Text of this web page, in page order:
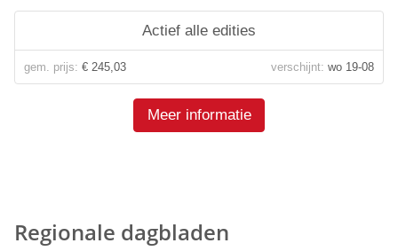
Actief alle edities
gem. prijs: € 245,03 verschijnt: wo 19-08
Meer informatie
Regionale dagbladen